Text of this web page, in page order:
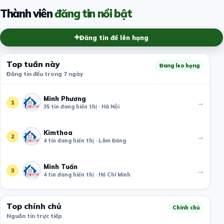
Thành viênđăng tin nổi bật
Đăng tin để lên hạng
Top tuần này
Đăng tin đều trong 7 ngày
Đang leo hạng
1 Minh Phương
35 tin đang hiển thị · Hà Nội →
2 Kimthoa
4 tin đang hiển thị · Lâm Đồng →
3 Minh Tuấn
4 tin đang hiển thị · Hồ Chí Minh →
Top chính chủ
Nguồn tin trực tiếp
Chính chủ